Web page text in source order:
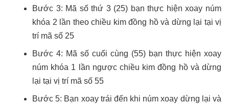
Bước 3: Mã số thứ 3 (25) bạn thực hiện xoay núm
khóa 2 lần theo chiều kim đồng hồ và dừng lại tại vị
trí mã số 25
Bước 4: Mã số cuối cùng (55) bạn thực hiện xoay
núm khóa 1 lần ngược chiều kim đồng hồ và dừng
lại tại vị trí mã số 55
Bước 5: Bạn xoay trái đến khi núm xoay dừng lại và